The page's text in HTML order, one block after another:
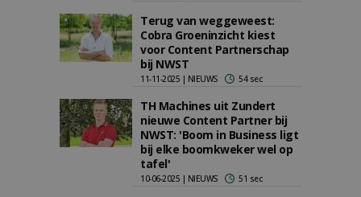
Terug van weggeweest:
Cobra Groeninzicht kiest
voor Content Partnerschap
bij NWST
11-11-2025 | NIEUWS 54 sec
TH Machines uit Zundert
nieuwe Content Partner bij
NWST: 'Boom in Business ligt
bij elke boomkweker wel op
tafel'
10-06-2025 | NIEUWS 51 sec